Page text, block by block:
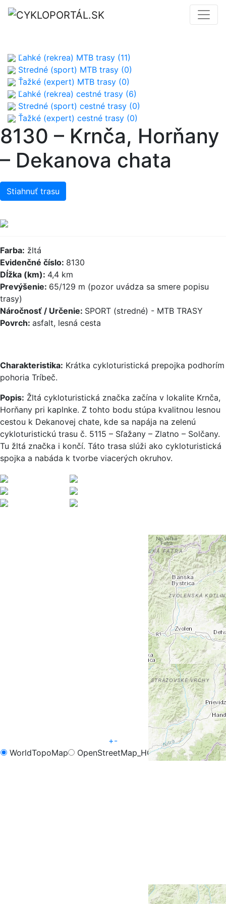
Ľahké (rekrea) MTB trasy (11)
Stredné (sport) MTB trasy (0)
Ťažké (expert) MTB trasy (0)
Ľahké (rekrea) cestné trasy (6)
Stredné (sport) cestné trasy (0)
Ťažké (expert) cestné trasy (0)
8130 – Krnča, Horňany
– Dekanova chata
Stiahnuť trasu
Farba: žltá
Evidenčné číslo: 8130
Dĺžka (km): 4,4 km
Prevýšenie: 65/129 m (pozor uvádza sa smere popisu
trasy)
Náročnosť / Určenie: SPORT (stredné) - MTB TRASY
Povrch: asfalt, lesná cesta
Charakteristika: Krátka cykloturistická prepojka podhorím
pohoria Tríbeč.
Popis: Žltá cykloturistická značka začína v lokalite Krnča,
Horňany pri kaplnke. Z tohto bodu stúpa kvalitnou lesnou
cestou k Dekanovej chate, kde sa napája na zelenú
cykloturistickú trasu č. 5115 – Sľažany – Zlatno – Solčany.
Tu žltá značka i končí. Táto trasa slúži ako cykloturistická
spojka a nabáda k tvorbe viacerých okruhov.
+-
WorldTopoMap
OpenStreetMap_HOT
OpenCycleMap